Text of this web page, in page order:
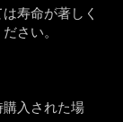
寿命が著しく
ださい。
入された場